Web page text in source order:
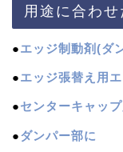
用途に合わ
●エッジ制動剤(ダ
●エッジ張替え用
●センターキャッ
●ダンパー部に